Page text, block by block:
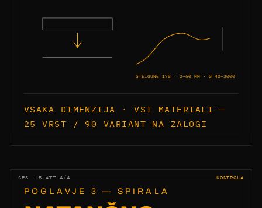
STEIGUNG 178 · 2–60 MM · Ø 40–3000
VSAKA DIMENZIJA · VSI MATERIALI —
25 VRST / 90 VARIANT NA ZALOGI
CES · BLATT 4/4 KONTROLA
POGLAVJE 3 — SPIRALA